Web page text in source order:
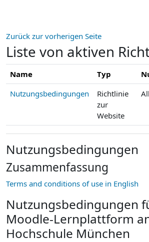
Zurück zur vorherigen Seite
Liste von aktiven
Name Typ
Nutzungsbedingungen
Richtlinie
zur
Website
Nutzungsbedingungen
Zusammenfassung
Terms and conditions of use in English
Nutzungsbedingungen
Moodle-Lernplattform
Hochschule München